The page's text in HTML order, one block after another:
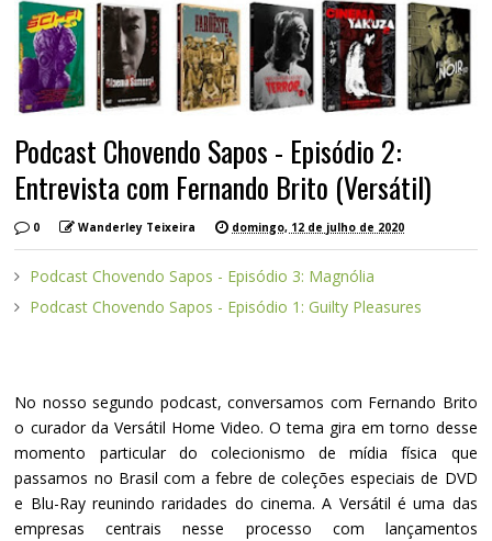
Podcast Chovendo Sapos - Episódio 2:
Entrevista com Fernando Brito (Versátil)
0 Wanderley Teixeira domingo, 12 de julho de 2020
Podcast Chovendo Sapos - Episódio 3: Magnólia
Podcast Chovendo Sapos - Episódio 1: Guilty Pleasures
No nosso segundo podcast, conversamos com Fernando Brito
o curador da Versátil Home Video. O tema gira em torno desse
momento particular do colecionismo de mídia física que
passamos no Brasil com a febre de coleções especiais de DVD
e Blu-Ray reunindo raridades do cinema. A Versátil é uma das
empresas centrais nesse processo com lançamentos